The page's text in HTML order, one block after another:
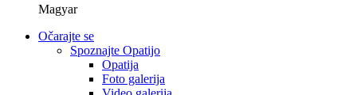
Magyar
Očarajte se
Spoznajte Opatijo
Opatija
Foto galerija